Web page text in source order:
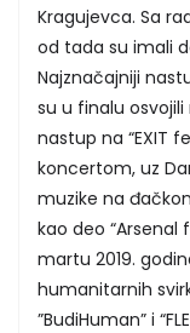
Kragujevca. Sa
od tada su imali
Najznačajniji
su u finalu
nastup na “EXIT
koncertom, uz
muzike na
kao deo
martu 2019.
humanitarnih
”BudiHuman” i